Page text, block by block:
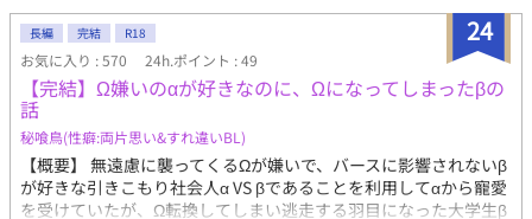
と支配は、痛みと快楽を織り交ぜて心身を打ち砕き、レオナール
をぐちゃぐちゃに蕩かせていく。 同時に、外で待っていたアナス
タシアも護衛騎士テオバルトに捕らえられ、彼女の野望も体も蹂
躙されていった。 反抗も、拒絶も、すべて快感に書き換えられ
る。 屈辱と快楽の境界は溶け、レオナールは気づけば王子の掌で
喘ぎ泣く“玩具”へと堕ちていた。 アナスタシアもまた、狙ってい
た婚約者に抱き潰されるという最悪の皮肉の中で甘く沈んでい
く。 ──悪役令嬢とその従者、そして狡猾な王子と冷酷な騎士。
四人の歪んだ欲望の末に待つのは、愛か、破滅か。 それとも、永
24
長編 完結 R18
お気に入り : 570 24h.ポイント : 49
【完結】Ω嫌いのαが好きなのに、Ωになってしまったβの
話
秘喰鳥(性癖:両片思い&すれ違いBL)
【概要】 無遠慮に襲ってくるΩが嫌いで、バースに影響されないβ
が好きな引きこもり社会人α VS βであることを利用してαから寵愛
を受けていたが、Ω転換してしまい逃走する羽目になった大学生β